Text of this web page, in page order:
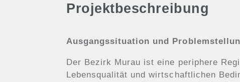
Projektbeschreibung
Ausgangssituation und
Der Bezirk Murau ist eine periphere
Lebensqualität und wirtschaftlichen